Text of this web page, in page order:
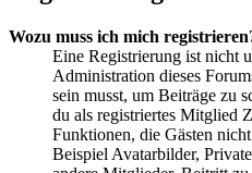
Wozu muss ich mich
Eine Registrierung ist nicht
Administration dieses
sein musst, um Beiträge zu
du als registriertes Mitglied
Funktionen, die Gästen
Beispiel Avatarbilder,